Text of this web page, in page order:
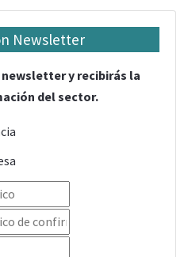
Newsletter
y recibirás la
del sector.